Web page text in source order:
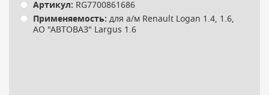
Артикул: RG7700861686
Применяемость: для а/м Renault Logan 1.4, 1.6,
АО "АВТОВАЗ" Largus 1.6